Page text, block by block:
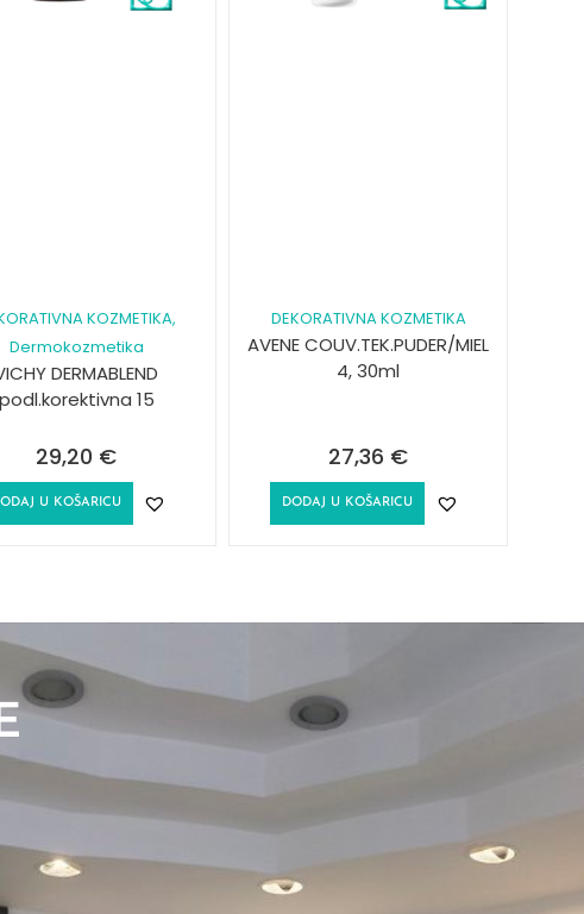
KOZMETIKA,
Dermokozmetika
DERMABLEND
podl.korektivna 15
29,20 €
U KOŠARICU
DEKORATIVNA KOZMETIKA
AVENE COUV.TEK.PUDER/MIEL
4, 30ml
27,36 €
DODAJ U KOŠARICU